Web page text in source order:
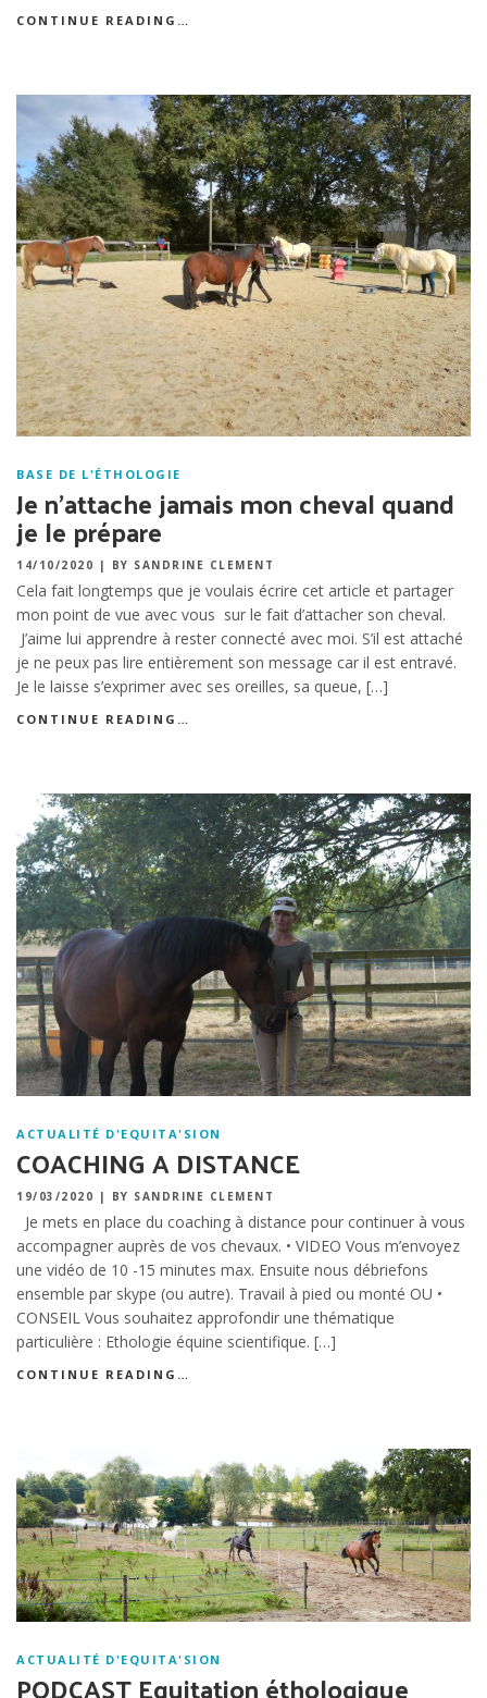
CONTINUE READING…
BASE DE L'ÉTHOLOGIE
Je n’attache jamais mon cheval quand
je le prépare
14/10/2020 | BY SANDRINE CLEMENT
Cela fait longtemps que je voulais écrire cet article et partager
mon point de vue avec vous sur le fait d’attacher son cheval.
J’aime lui apprendre à rester connecté avec moi. S’il est attaché
je ne peux pas lire entièrement son message car il est entravé.
Je le laisse s’exprimer avec ses oreilles, sa queue, […]
CONTINUE READING…
ACTUALITÉ D'EQUITA'SION
COACHING A DISTANCE
19/03/2020 | BY SANDRINE CLEMENT
Je mets en place du coaching à distance pour continuer à vous
accompagner auprès de vos chevaux. • VIDEO Vous m’envoyez
une vidéo de 10 -15 minutes max. Ensuite nous débriefons
ensemble par skype (ou autre). Travail à pied ou monté OU •
CONSEIL Vous souhaitez approfondir une thématique
particulière : Ethologie équine scientifique. […]
CONTINUE READING…
ACTUALITÉ D'EQUITA'SION